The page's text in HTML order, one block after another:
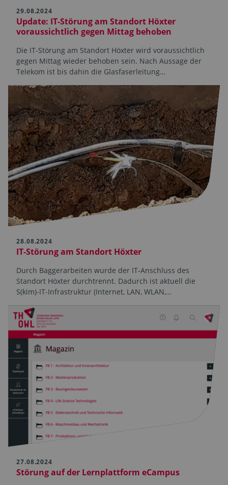
29.08.2024
Update: IT-Störung am Standort Höxter
voraussichtlich gegen Mittag behoben
Die IT-Störung am Standort Höxter wird voraussichtlich
gegen Mittag wieder behoben sein. Nach Aussage der
Telekom ist bis dahin die Glasfaserleitung…
28.08.2024
IT-Störung am Standort Höxter
Durch Baggerarbeiten wurde der IT-Anschluss des
Standort Höxter durchtrennt. Dadurch ist aktuell die
S(kim)-IT-Infrastruktur (Internet, LAN, WLAN,…
27.08.2024
Störung auf der Lernplattform eCampus